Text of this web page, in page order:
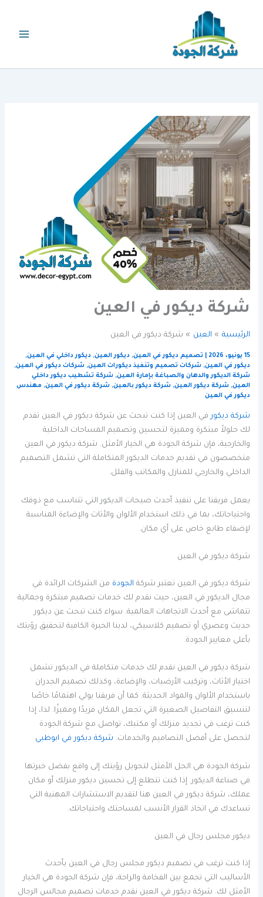
شركة ديكور في العين
الرئيسية العين شركة ديكور في العين
15 يونيو، 2026 |تصميم ديكور في العين, ديكور العين, ديكور داخلي في العين,
ديكور في العين,شركات تصميم وتنفيذ ديكورات العين,شركات ديكور في العين,
شركة الديكور والدهان والصباغة بإمارة العين,شركة تشطيب ديكور داخلي
العين,شركة ديكور العين,شركة ديكور بالعين,شركة ديكور في العين, مهندس
ديكور في العين
شركة ديكورفي العين إذا كنت تبحث عن شركة ديكور في العين تقدم
لك حلولاً مبتكرة ومميزة لتحسين وتصميم المساحات الداخلية
والخارجية، فإن شركة الجودة هي الخيار الأمثل. شركة ديكور في العين
متخصصون في تقديم خدمات الديكور المتكاملة التي تشمل التصميم
الداخلي والخارجي للمنازل والمكاتب والفلل.
يعمل فريقنا على تنفيذ أحدث صيحات الديكور التي تتناسب مع ذوقك
واحتياجاتك، بما في ذلك استخدام الألوان والأثاث والإضاءة المناسبة
لإضفاء طابع خاص على أي مكان.
شركة ديكور في العين
شركة ديكور في العين تعتبر شركة الجودة من الشركات الرائدة في
مجال الديكور في العين، حيث نقدم لك خدمات تصميم مبتكرة وجمالية
تتماشى مع أحدث الاتجاهات العالمية. سواء كنت تبحث عن ديكور
حديث وعصري أو تصميم كلاسيكي، لدينا الخبرة الكافية لتحقيق رؤيتك
بأعلى معايير الجودة.
شركة ديكور في العين نقدم لك خدمات متكاملة في الديكور تشمل
اختيار الأثاث، وتركيب الأرضيات، والإضاءة، وكذلك تصميم الجدران
باستخدام الألوان والمواد الحديثة. كما أن فريقنا يولي اهتمامًا خاصًا
لتنسيق التفاصيل الصغيرة التي تجعل المكان فريدًا ومميزًا. لذا، إذا
كنت ترغب في تجديد منزلك أو مكتبك، تواصل مع شركة الجودة
لتحصل على أفضل التصاميم والخدمات. شركة ديكور في ابوظبي
شركة الجودة هي الحل الأمثل لتحويل رؤيتك إلى واقع بفضل خبرتها
في صناعة الديكور. إذا كنت تتطلع إلى تحسين ديكور منزلك أو مكان
عملك، شركة ديكور في العين هنا لتقديم الاستشارات المهنية التي
تساعدك في اتخاذ القرار الأنسب لمساحتك واحتياجاتك.
ديكور مجلس رجال في العين
إذا كنت ترغب في تصميم ديكور مجلس رجال في العين بأحدث
الأساليب التي تجمع بين الفخامة والراحة، فإن شركة الجودة هي الخيار
الأمثل لك. شركة ديكور في العين نقدم خدمات تصميم مجالس الرجال